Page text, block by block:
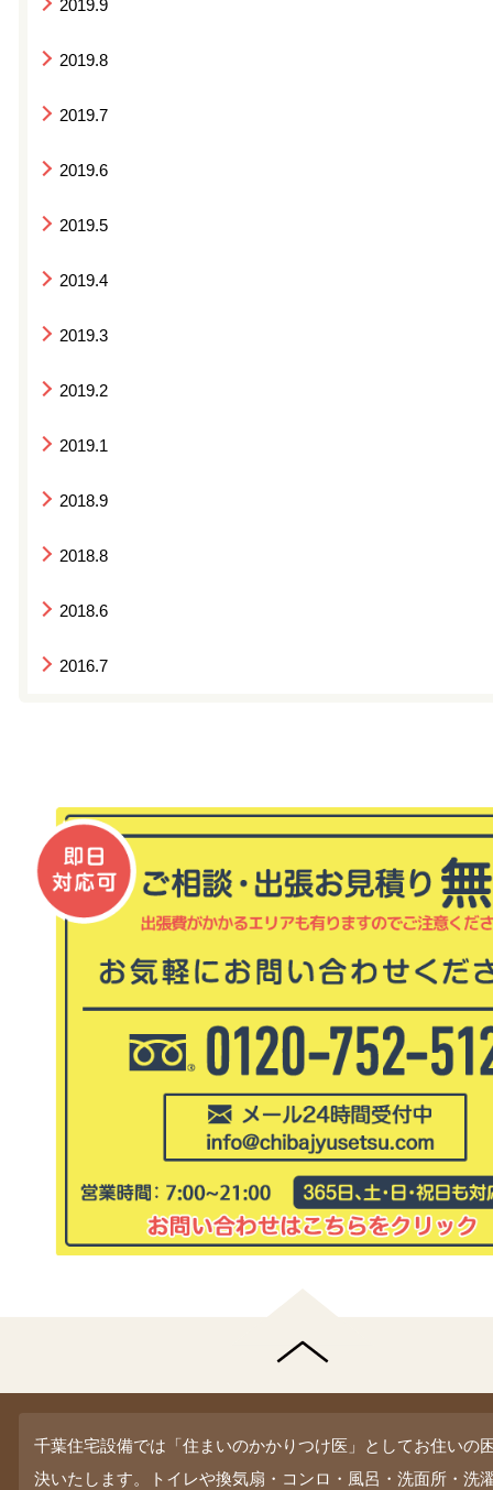
2019.9
2019.8
2019.7
2019.6
2019.5
2019.4
2019.3
2019.2
2019.1
2018.9
2018.8
2018.6
2016.7
千葉住宅設備では「住まいのかかりつけ医」としてお住いの
決いたします。トイレや換気扇・コンロ・風呂・洗面所・洗